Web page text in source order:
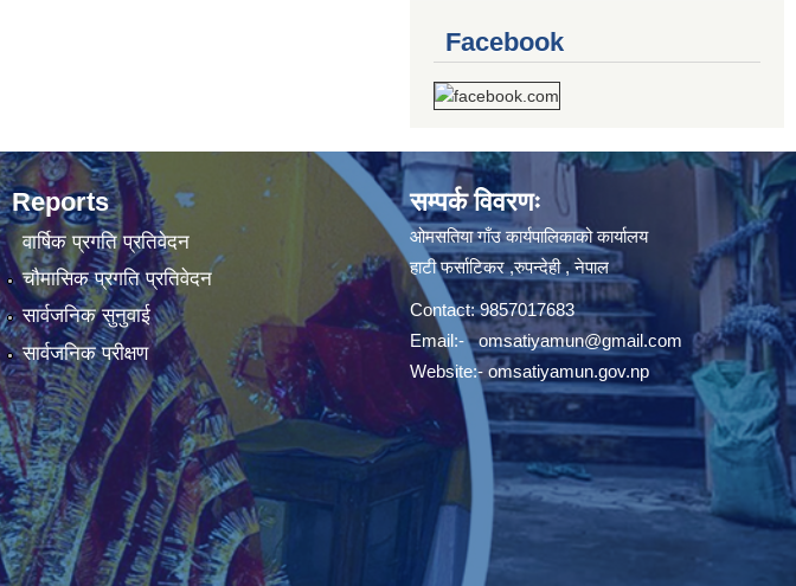
Facebook
Reports
वार्षिक प्रगति प्रतिवेदन
चौमासिक प्रगति प्रतिवेदन
सार्वजनिक सुनुवाई
सार्वजनिक परीक्षण
सम्पर्क विवरणः
ओमसतिया गाँउ कार्यपालिकाको कार्यालय
हाटी फर्साटिकर ,रुपन्देही , नेपाल
Contact: 9857017683
Email:-omsatiyamun@gmail.com
Website:- omsatiyamun.gov.np